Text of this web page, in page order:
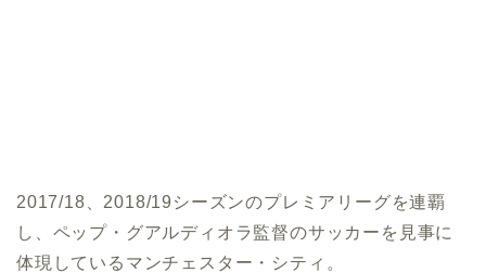
2017/18、2018/19シーズンのプレミアリーグを連覇
し、ペップ・グアルディオラ監督のサッカーを見事に
体現しているマンチェスター・シティ。